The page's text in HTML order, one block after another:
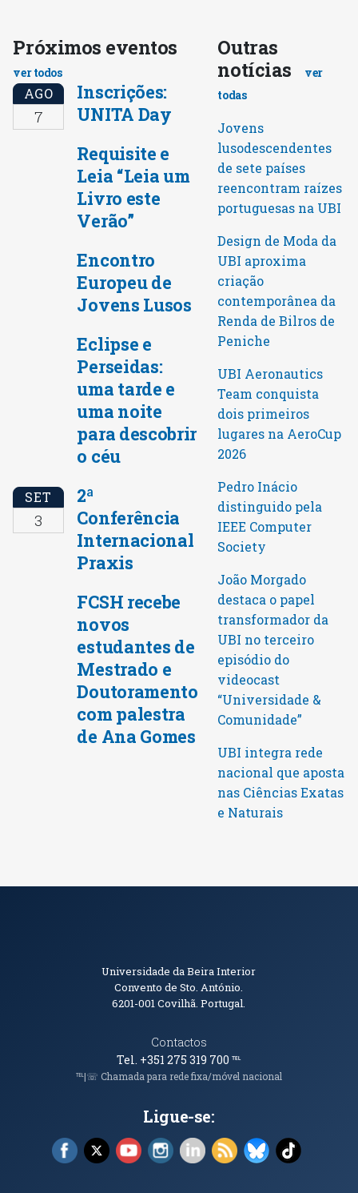
Próximos eventos
ver todos
AGO
7
Inscrições:
UNITA Day
Requisite e
Leia “Leia um
Livro este
Verão”
Encontro
Europeu de
Jovens Lusos
Eclipse e
Perseidas:
uma tarde e
uma noite
para descobrir
o céu
SET
3
2ª
Conferência
Internacional
Praxis
FCSH recebe
novos
estudantes de
Mestrado e
Doutoramento
com palestra
de Ana Gomes
Outras
notícias
ver
todas
Jovens
lusodescendentes
de sete países
reencontram raízes
portuguesas na UBI
Design de Moda da
UBI aproxima
criação
contemporânea da
Renda de Bilros de
Peniche
UBI Aeronautics
Team conquista
dois primeiros
lugares na AeroCup
2026
Pedro Inácio
distinguido pela
IEEE Computer
Society
João Morgado
destaca o papel
transformador da
UBI no terceiro
episódio do
videocast
“Universidade &
Comunidade”
UBI integra rede
nacional que aposta
nas Ciências Exatas
e Naturais
Informações de Contacto
Universidade da Beira Interior
Convento de Sto. António.
6201-001Covilhã. Portugal.
Contactos
Tel. +351 275 319 700℡
℡|☏ Chamada para rede fixa/móvel nacional
Ligue-se:
Facebook (abre em nova janela)
X (abre em nova janela)
YouTube (abre em nova janela)
Instagram (abre em nova janela)
LinkedIn (abre em nova
RSS (abre em nova
Bluesky (abre
TikTok